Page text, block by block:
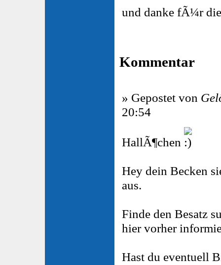
und danke fÃ¼r
Kommentar
» Gepostet von
20:54
HallÃ¶chen
Hey dein Becken
aus.
Finde den Besatz
hier vorher
Hast du eventuell